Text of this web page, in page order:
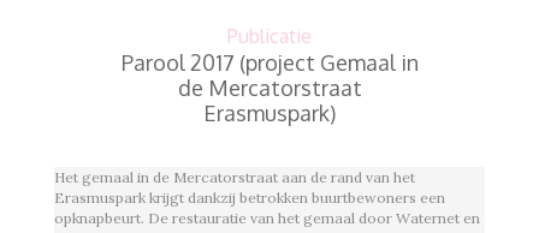
Publicatie
Parool 2017 (project Gemaal in
de Mercatorstraat
Erasmuspark)
Het gemaal in de Mercatorstraat aan de rand van het
Erasmuspark krijgt dankzij betrokken buurtbewoners een
opknapbeurt. De restauratie van het gemaal door Waternet en